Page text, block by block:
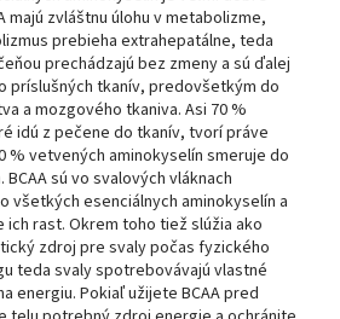
majú zvláštnu úlohu v metabolizme,
prebieha extrahepatálne, teda
prechádzajú bez zmeny a sú ďalej
príslušných tkanív, predovšetkým do
a mozgového tkaniva. Asi 70 %
idú z pečene do tkanív, tvorí práve
% vetvených aminokyselín smeruje do
sú vo svalových vláknach
všetkých esenciálnych aminokyselín a
ich rast. Okrem toho tiež slúžia ako
zdroj pre svaly počas fyzického
teda svaly spotrebovávajú vlastné
energiu. Pokiaľ užijete BCAA pred